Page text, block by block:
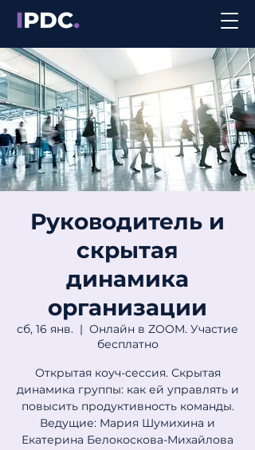
Руководитель и
скрытая
динамика
организации
сб, 16 янв.
  |
Онлайн в ZOOM. Участие
бесплатно
Открытая коуч-сессия. Скрытая
динамика группы: как ей управлять и
повысить продуктивность команды.
Ведущие: Мария Шумихина и
Екатерина Белокоскова-Михайлова